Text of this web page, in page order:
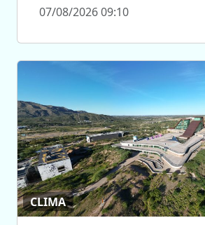
07/08/2026 09:10
CLIMA